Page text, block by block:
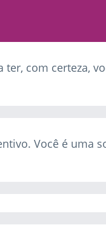
com certeza,
Você é uma